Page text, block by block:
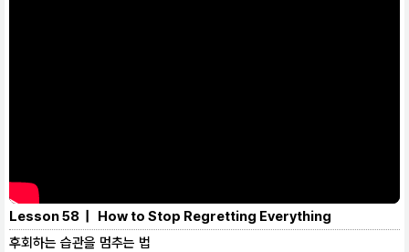
Lesson 58 | How to Stop Regretting Everything
후회하는 습관을 멈추는 법